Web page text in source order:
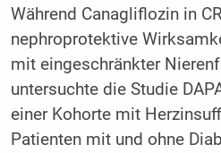
Während Canagliflozin in
nephroprotektive
mit eingeschränkter
untersuchte die Studie
einer Kohorte mit
Patienten mit und ohne